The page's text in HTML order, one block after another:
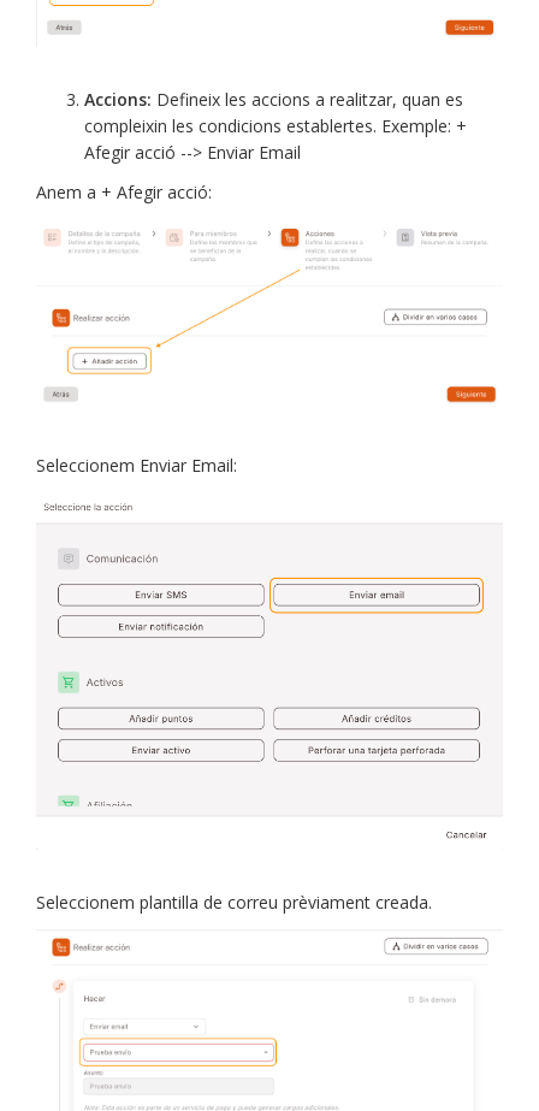
Accions: Defineix les accions a realitzar, quan es
compleixin les condicions establertes. Exemple: +
Afegir acció --> Enviar Email
Anem a + Afegir acció:
Seleccionem Enviar Email:
Seleccionem plantilla de correu prèviament creada.